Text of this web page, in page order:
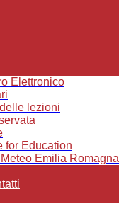
Elettronico
lezioni
for Education
Emilia Romagna